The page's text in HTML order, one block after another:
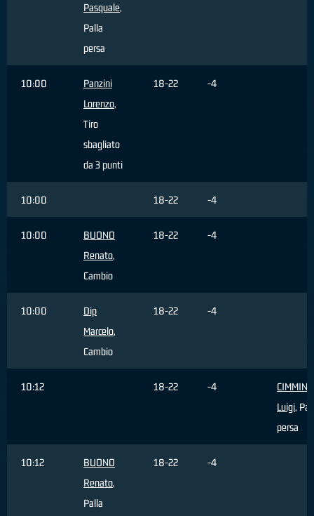
Pasquale,
Palla
persa
10:00
Panzini
Lorenzo,
Tiro
sbagliato
da 3 punti
18-22 -4
10:00 18-22 -4
10:00
BUONO
Renato,
Cambio
18-22 -4
10:00
Dip
Marcelo,
Cambio
18-22 -4
10:12 18-22 -4
Luigi,
persa
10:12
BUONO
Renato,
Palla
18-22 -4